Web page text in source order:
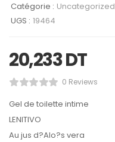
Catégorie : Uncategorized
UGS : 19464
20,233DT
0 Reviews
Gel de toilette intime
LENITIVO
Au jus d?Alo?s vera